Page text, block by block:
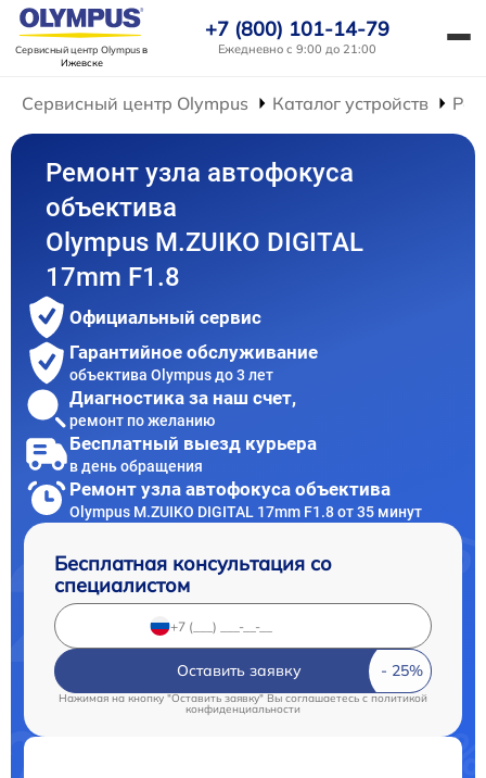
Сервисный центр Olympusв
Ижевске
+7 (800) 101-14-79
Ежедневно с 9:00 до 21:00
Сервисный центр Olympus Каталог устройств
Ремонт узла автофокуса
объектива
Olympus M.ZUIKO DIGITAL
17mm F1.8
Официальный сервис
Гарантийное обслуживание
объектива Olympus до 3 лет
Диагностика за наш счет,
ремонт по желанию
Бесплатный выезд курьера
в день обращения
Ремонт узла автофокуса объектива
Olympus M.ZUIKO DIGITAL 17mm F1.8 от 35 минут
Бесплатная консультация со
специалистом
Оставить заявку
Нажимая на кнопку "Оставить заявку" Вы соглашаетесь c политикой
конфиденциальности